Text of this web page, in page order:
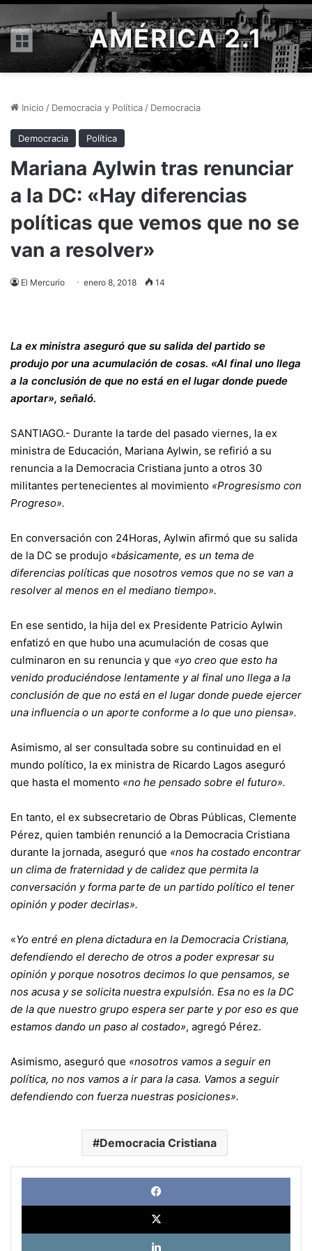
Menú AMÉRICA 2.1
Inicio / Democracia y Política / Democracia
Democracia Política
Mariana Aylwin tras renunciar
a la DC: «Hay diferencias
políticas que vemos que no se
van a resolver»
El Mercurio enero 8, 2018 14
La ex ministra aseguró que su salida del partido se
produjo por una acumulación de cosas. «Al final uno llega
a la conclusión de que no está en el lugar donde puede
aportar», señaló.
SANTIAGO.- Durante la tarde del pasado viernes, la ex
ministra de Educación, Mariana Aylwin, se refirió a su
renuncia a la Democracia Cristiana junto a otros 30
militantes pertenecientes al movimiento «Progresismo con
Progreso».
En conversación con 24Horas, Aylwin afirmó que su salida
de la DC se produjo «básicamente, es un tema de
diferencias políticas que nosotros vemos que no se van a
resolver al menos en el mediano tiempo».
En ese sentido, la hija del ex Presidente Patricio Aylwin
enfatizó en que hubo una acumulación de cosas que
culminaron en su renuncia y que «yo creo que esto ha
venido produciéndose lentamente y al final uno llega a la
conclusión de que no está en el lugar donde puede ejercer
una influencia o un aporte conforme a lo que uno piensa».
Asimismo, al ser consultada sobre su continuidad en el
mundo político, la ex ministra de Ricardo Lagos aseguró
que hasta el momento «no he pensado sobre el futuro».
En tanto, el ex subsecretario de Obras Públicas, Clemente
Pérez, quien también renunció a la Democracia Cristiana
durante la jornada, aseguró que «nos ha costado encontrar
un clima de fraternidad y de calidez que permita la
conversación y forma parte de un partido político el tener
opinión y poder decirlas».
«Yo entré en plena dictadura en la Democracia Cristiana,
defendiendo el derecho de otros a poder expresar su
opinión y porque nosotros decimos lo que pensamos, se
nos acusa y se solicita nuestra expulsión. Esa no es la DC
de la que nuestro grupo espera ser parte y por eso es que
estamos dando un paso al costado», agregó Pérez.
Asimismo, aseguró que «nosotros vamos a seguir en
política, no nos vamos a ir para la casa. Vamos a seguir
defendiendo con fuerza nuestras posiciones».
Democracia Cristiana
X